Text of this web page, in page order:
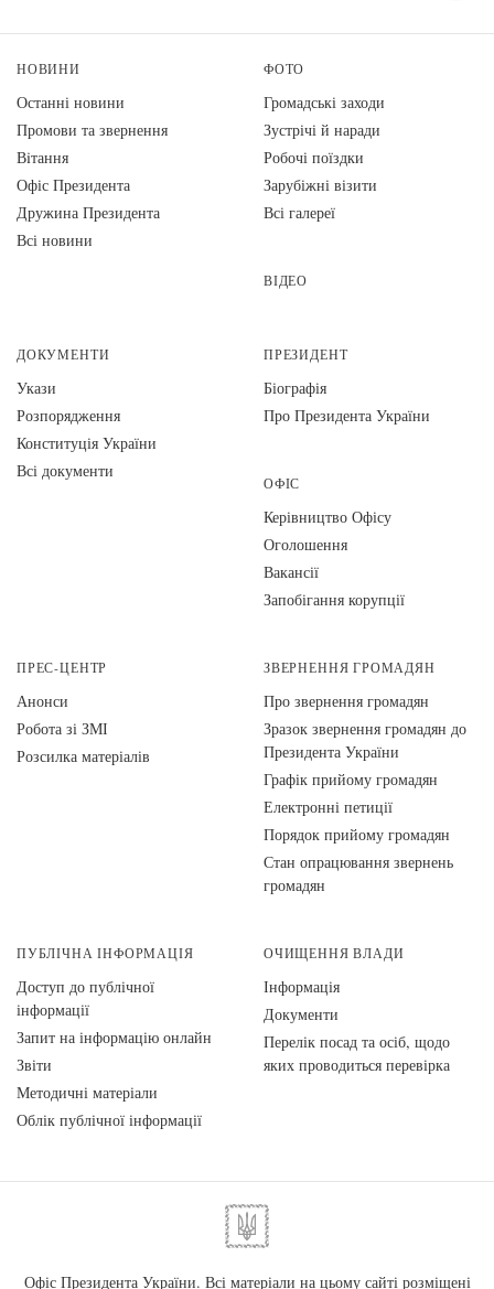
НОВИНИ
Останні новини
Промови та звернення
Вiтання
Офіс Президента
Дружина Президента
Всі новини
ФОТО
Громадські заходи
Зустрічі й наради
Робочі поїздки
Зарубіжні візити
Всі галереї
ВІДЕО
ДОКУМЕНТИ
Укази
Розпорядження
Конституція України
Всі документи
ПРЕЗИДЕНТ
Біографія
Про Президента України
ОФІС
Керівництво Офісу
Оголошення
Вакансії
Запобігання корупції
ПРЕС-ЦЕНТР
Анонси
Робота зі ЗМІ
Розсилка матеріалів
ЗВЕРНЕННЯ ГРОМАДЯН
Про звернення громадян
Зразок звернення громадян до
Президента України
Графік прийому громадян
Електронні петиції
Порядок прийому громадян
Стан опрацювання звернень
громадян
ПУБЛІЧНА ІНФОРМАЦІЯ
Доступ до публічної
інформації
Запит на інформацію онлайн
Звіти
Методичні матеріали
Облік публічної інформації
ОЧИЩЕННЯ ВЛАДИ
Інформація
Документи
Перелік посад та осіб, щодо
яких проводиться перевірка
Офіс Президента України. Всі матеріали на цьому сайті розміщені